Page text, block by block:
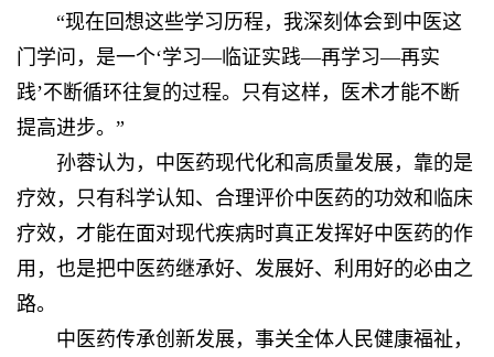
“现在回想这些学习历程，我深刻体会到中医这
门学问，是一个‘学习—临证实践—再学习—再实
践’不断循环往复的过程。只有这样，医术才能不断
提高进步。”
孙蓉认为，中医药现代化和高质量发展，靠的是
疗效，只有科学认知、合理评价中医药的功效和临床
疗效，才能在面对现代疾病时真正发挥好中医药的作
用，也是把中医药继承好、发展好、利用好的必由之
路。
中医药传承创新发展，事关全体人民健康福祉，